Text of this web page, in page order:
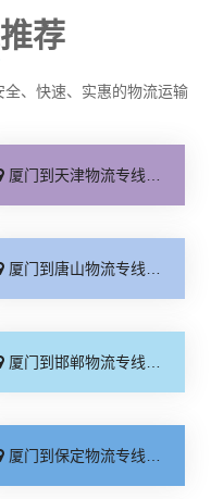
荐
、快速、实惠的物流运输
厦门到天津物流专线_运保时效「高效快运」
厦门到唐山物流专线_全境派送「收费介绍」
厦门到邯郸物流专线_物流拼车「全境配送」
厦门到保定物流专线_全程直达「高效运输」